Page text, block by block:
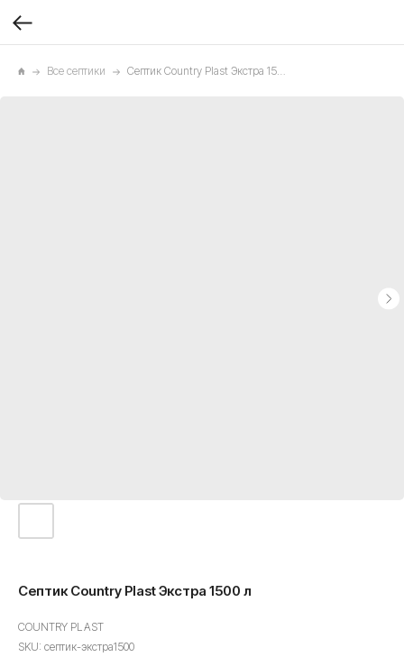
Все септики Септик Country Plast Экстра 1500 л
Септик Country Plast Экстра 1500 л
COUNTRY PLAST
SKU: септик-экстра1500